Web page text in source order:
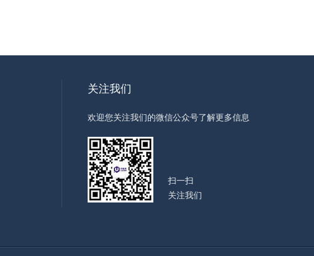
关注我们
欢迎您关注我们的微信公众号了解更多信息
扫一扫
关注我们